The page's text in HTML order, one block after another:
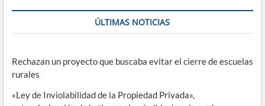
ÚLTIMAS NOTICIAS
Rechazan un proyecto que buscaba evitar el cierre de escuelas
rurales
«Ley de Inviolabilidad de la Propiedad Privada»,